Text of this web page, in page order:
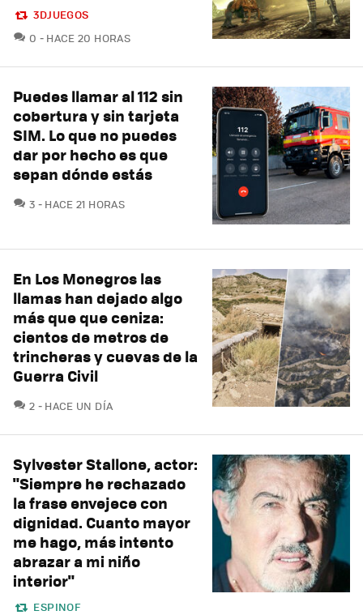
3DJUEGOS
0 COMENTARIOS
HACE 20 HORAS
Puedes llamar al 112 sin
cobertura y sin tarjeta
SIM. Lo que no puedes
dar por hecho es que
sepan dónde estás
3 COMENTARIOS
HACE 21 HORAS
En Los Monegros las
llamas han dejado algo
más que que ceniza:
cientos de metros de
trincheras y cuevas de la
Guerra Civil
2 COMENTARIOS
HACE UN DÍA
Sylvester Stallone, actor:
"Siempre he rechazado
la frase envejece con
dignidad. Cuanto mayor
me hago, más intento
abrazar a mi niño
interior"
ESPINOF